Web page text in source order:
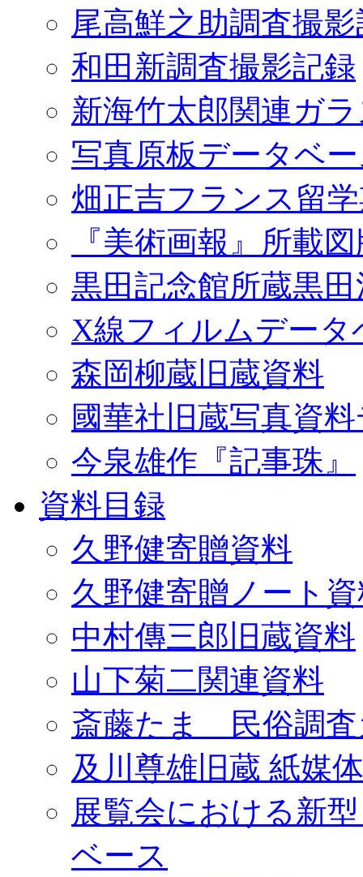
尾高鮮之助調査撮
和田新調査撮影記録
新海竹太郎関連ガ
写真原板データベ
畑正吉フランス留
『美術画報』所載
黒田記念館所蔵黒
X線フィルムデータ
森岡柳蔵旧蔵資料
國華社旧蔵写真資
今泉雄作『記事珠』
資料目録
久野健寄贈資料
久野健寄贈ノート
中村傳三郎旧蔵資料
山下菊二関連資料
斎藤たま 民俗調査
及川尊雄旧蔵 紙媒
展覧会における新
ベース